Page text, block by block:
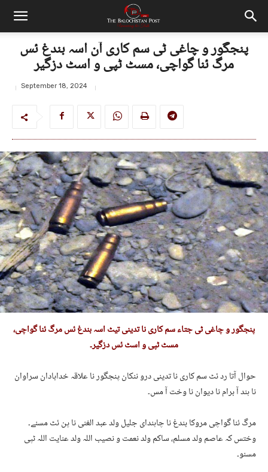
پنجگور و چاغی ٹی سم کاری آن اسہ بندغ ئس
مرگ ئنا گواچی، مسٹ ٹپی و اسٹ دزگیر
September 18, 2024
پنجگور و چاغی ٹی جتاء سم کاری نا تدینی تیٹ اسہ بندغ ئس مرگ ئنا گواچی،
مسٹ ٹپی و اسٹ ئس دزگیر۔
حوال آتا رد ئٹ سم کاری نا تدینی درو ننکان پنجگور نا علاقہ خدابادان سراوان
نا ہند آ برام نا دیوان نا وخت آ مس۔
مرگ ئنا گواچی مروکا بندغ نا چاہندای جلیل ولد عبد الغنی نا پن ئٹ مسنے۔
وختس کہ عاصم ولد مسلم، ساکم ولد نعمت و نصیب اللہ ولد عنایت اللہ ٹپی
مسنو۔